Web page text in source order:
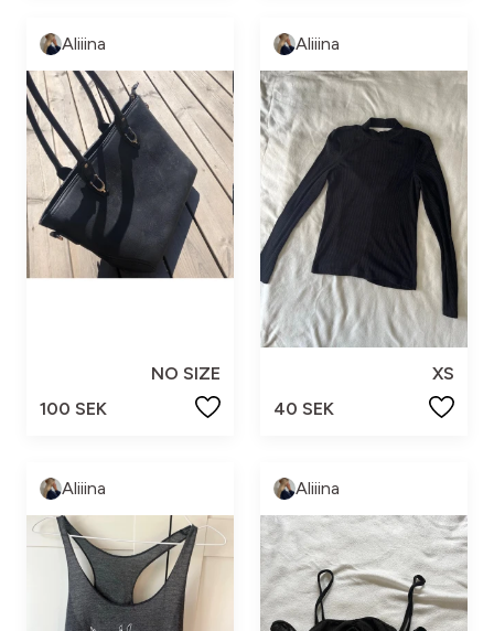
Aliiina
NO SIZE
100 SEK
Aliiina
XS
40 SEK
Aliiina Aliiina